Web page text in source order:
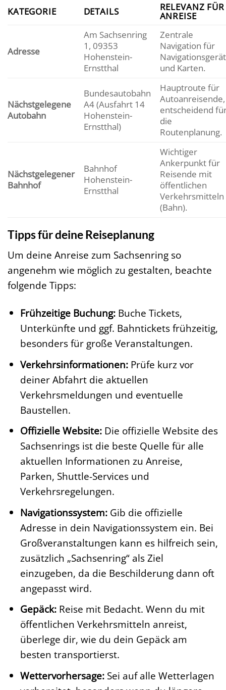
KATEGORIE DETAILS RELEVANZ FÜR
ANREISE
Adresse
Am Sachsenring
1, 09353
Hohenstein-
Ernstthal
Zentrale
Navigation für
und Karten.
Nächstgelegene
Autobahn
Bundesautobahn
A4 (Ausfahrt 14
Hohenstein-
Ernstthal)
Hauptroute für
Autoanreisende,
entscheidend
die
Routenplanung.
Nächstgelegener
Bahnhof
Bahnhof
Hohenstein-
Ernstthal
Wichtiger
Ankerpunkt für
Reisende mit
öffentlichen
Verkehrsmitteln
(Bahn).
Tipps für deine Reiseplanung
Um deine Anreise zum Sachsenring so
angenehm wie möglich zu gestalten, beachte
folgende Tipps:
Frühzeitige Buchung:Buche Tickets,
Unterkünfte und ggf. Bahntickets frühzeitig,
besonders für große Veranstaltungen.
Verkehrsinformationen:Prüfe kurz vor
deiner Abfahrt die aktuellen
Verkehrsmeldungen und eventuelle
Baustellen.
Offizielle Website:Die offizielle Website des
Sachsenrings ist die beste Quelle für alle
aktuellen Informationen zu Anreise,
Parken, Shuttle-Services und
Verkehrsregelungen.
Navigationssystem:Gib die offizielle
Adresse in dein Navigationssystem ein. Bei
Großveranstaltungen kann es hilfreich sein,
zusätzlich „Sachsenring“ als Ziel
einzugeben, da die Beschilderung dann oft
angepasst wird.
Gepäck:Reise mit Bedacht. Wenn du mit
öffentlichen Verkehrsmitteln anreist,
überlege dir, wie du dein Gepäck am
besten transportierst.
Wettervorhersage:Sei auf alle Wetterlagen